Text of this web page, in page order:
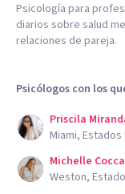
Psicología para
diarios sobre salud
relaciones de pareja.
Psicólogos con los
Priscila
Miami,
Michelle
Weston,